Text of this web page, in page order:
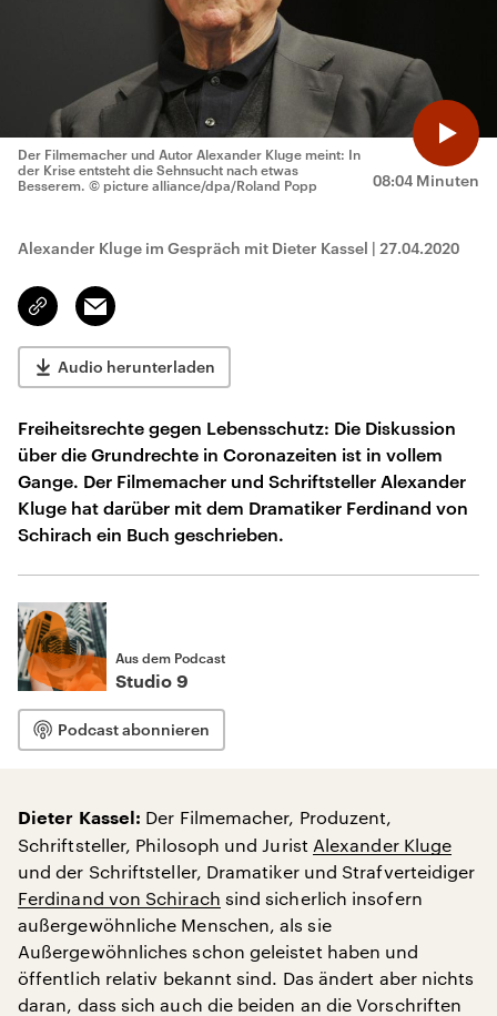
08:04 Minuten
Der Filmemacher und Autor Alexander Kluge meint: In
der Krise entsteht die Sehnsucht nach etwas
Besserem. © picture alliance/dpa/Roland Popp
Alexander Kluge im Gespräch mit Dieter Kassel | 27.04.2020
Link
kopieren/teilen
Email
Audio herunterladen
Freiheitsrechte gegen Lebensschutz: Die Diskussion
über die Grundrechte in Coronazeiten ist in vollem
Gange. Der Filmemacher und Schriftsteller Alexander
Kluge hat darüber mit dem Dramatiker Ferdinand von
Schirach ein Buch geschrieben.
Aus dem Podcast
Studio 9
Podcast abonnieren
Dieter Kassel: Der Filmemacher, Produzent,
Schriftsteller, Philosoph und Jurist Alexander Kluge
und der Schriftsteller, Dramatiker und Strafverteidiger
Ferdinand von Schirach sind sicherlich insofern
außergewöhnliche Menschen, als sie
Außergewöhnliches schon geleistet haben und
öffentlich relativ bekannt sind. Das ändert aber nichts
daran, dass sich auch die beiden an die Vorschriften